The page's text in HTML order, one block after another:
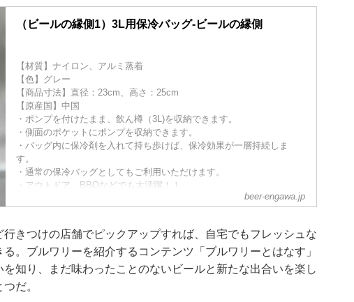
（ビールの縁側1）3L用保冷バッグ-ビールの縁側
【材質】ナイロン、アルミ蒸着
【色】グレー
【商品寸法】直径：23cm、高さ：25cm
【原産国】中国
・ポンプを付けたまま、飲ん樽（3L)を収納できます。
・側面のポケットにポンプを収納できます。
・バッグ内に保冷剤を入れて持ち歩けば、保冷効果が一層持続しま
す。
・通常の保冷バッグとしてもご利用いただけます。
・アウトドア、BBQなどでも大活躍！！
beer-engawa.jp
きつけの店舗でピックアップすれば、自宅でもフレッシュな
。ブルワリーを紹介するコンテンツ「ブルワリーとはなす」
知り、まだ味わったことのないビールと新たな出合いを楽し
だ。